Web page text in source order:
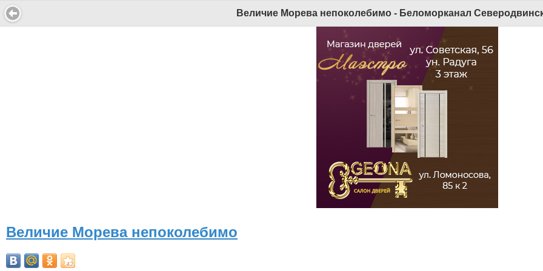
Величие Морева непоколебимо - Беломорканал
Величие Морева непоколебимо